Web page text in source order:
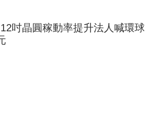
12吋晶圓稼動率提升法人喊環球